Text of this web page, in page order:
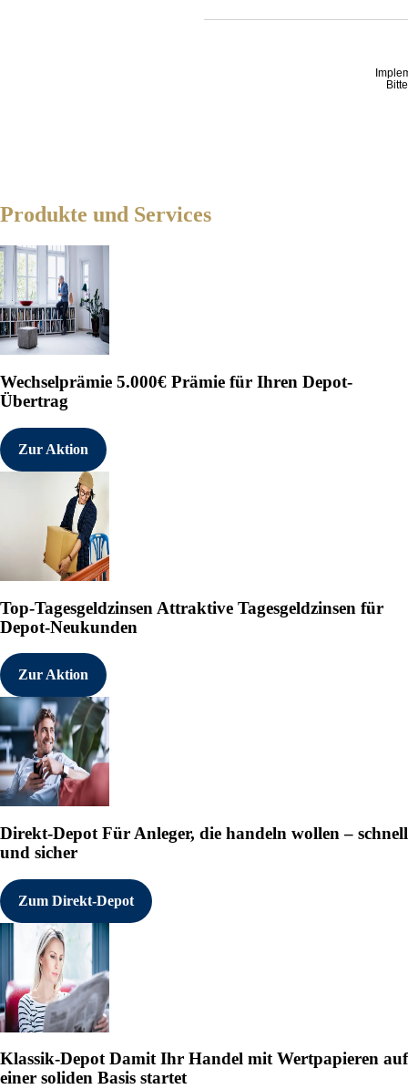
Produkte und Services
Wechselprämie 5.000€ Prämie für Ihren Depot-
Übertrag
Zur Aktion
Top-Tagesgeldzinsen Attraktive Tagesgeldzinsen für
Depot-Neukunden
Zur Aktion
Direkt-Depot Für Anleger, die handeln wollen – schnell
und sicher
Zum Direkt-Depot
Klassik-DepotDamit Ihr Handel mit Wertpapieren auf
einer soliden Basis startet